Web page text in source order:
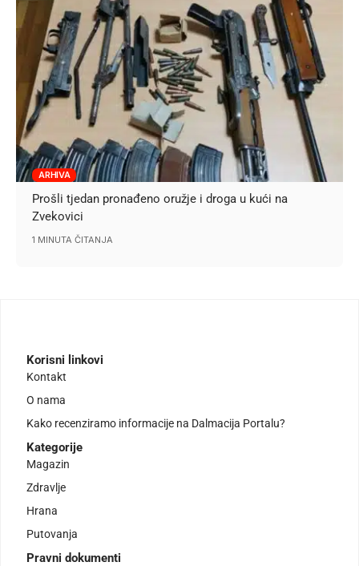
ARHIVA
Prošli tjedan pronađeno oružje i droga u kući na
Zvekovici
1 MINUTA ČITANJA
Korisni linkovi
Kontakt
O nama
Kako recenziramo informacije na Dalmacija Portalu?
Kategorije
Magazin
Zdravlje
Hrana
Putovanja
Pravni dokumenti